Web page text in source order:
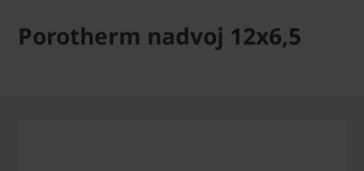
Porotherm nadvoj 12x6,5